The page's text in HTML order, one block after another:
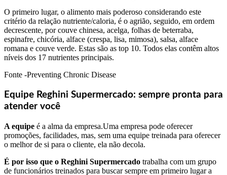
O primeiro lugar, o alimento mais poderoso considerando este
critério da relação nutriente/caloria, é o agrião, seguido, em ordem
decrescente, por couve chinesa, acelga, folhas de beterraba,
espinafre, chicória, alface (crespa, lisa, mimosa), salsa, alface
romana e couve verde. Estas são as top 10. Todos elas contêm altos
níveis dos 17 nutrientes principais.
Fonte -Preventing Chronic Disease
Equipe Reghini Supermercado: sempre pronta para
atender você
A equipe é a alma da empresa.Uma empresa pode oferecer
promoções, facilidades, mas, sem uma equipe treinada para oferecer
o melhor de si para o cliente, ela não decola.
É por isso que o Reghini Supermercado trabalha com um grupo
de funcionários treinados para buscar sempre em primeiro lugar a